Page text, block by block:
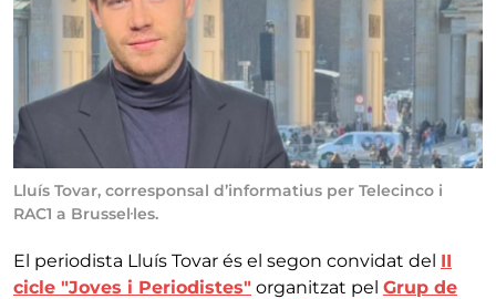
Lluís Tovar, corresponsal d’informatius per Telecinco i
RAC1 a Brussel·les.
El periodista Lluís Tovar és el segon convidat del II
cicle "Joves i Periodistes" organitzat pel Grup de